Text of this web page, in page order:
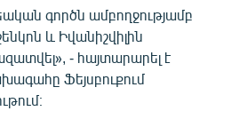
գործն ամբողջությամբ
և Իվանիշվիլին
- հայտարարել է
Ֆեյսբուքում